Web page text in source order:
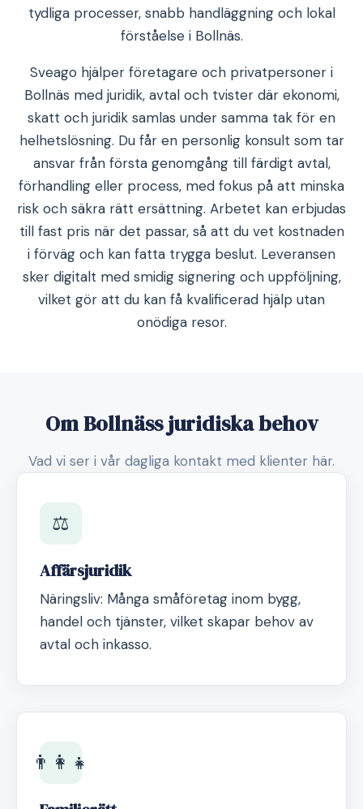
tydliga processer, snabb handläggning och lokal
förståelse i Bollnäs.
Sveago hjälper företagare och privatpersoner i
Bollnäs med juridik, avtal och tvister där ekonomi,
skatt och juridik samlas under samma tak för en
helhetslösning. Du får en personlig konsult som tar
ansvar från första genomgång till färdigt avtal,
förhandling eller process, med fokus på att minska
risk och säkra rätt ersättning. Arbetet kan erbjudas
till fast pris när det passar, så att du vet kostnaden
i förväg och kan fatta trygga beslut. Leveransen
sker digitalt med smidig signering och uppföljning,
vilket gör att du kan få kvalificerad hjälp utan
onödiga resor.
Om Bollnäss juridiska behov
Vad vi ser i vår dagliga kontakt med klienter här.
⚖️
Affärsjuridik
Näringsliv: Många småföretag inom bygg,
handel och tjänster, vilket skapar behov av
avtal och inkasso.
👨‍👩‍👧